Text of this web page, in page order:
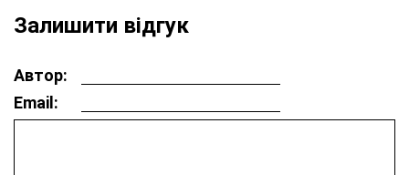
Залишити відгук
Автор:
Email: